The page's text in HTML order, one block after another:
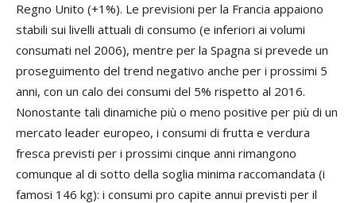
Regno Unito (+1%). Le previsioni per la Francia appaiono
stabili sui livelli attuali di consumo (e inferiori ai volumi
consumati nel 2006), mentre per la Spagna si prevede un
proseguimento del trend negativo anche per i prossimi 5
anni, con un calo dei consumi del 5% rispetto al 2016.
Nonostante tali dinamiche più o meno positive per più di un
mercato leader europeo, i consumi di frutta e verdura
fresca previsti per i prossimi cinque anni rimangono
comunque al di sotto della soglia minima raccomandata (i
famosi 146 kg): i consumi pro capite annui previsti per il